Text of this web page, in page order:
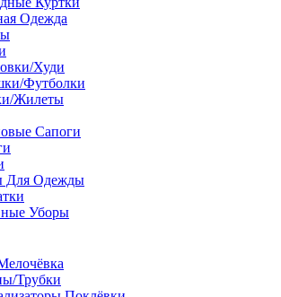
Одежда
Худи
Футболки
Жилеты
Сапоги
Для Одежды
Уборы
Трубки